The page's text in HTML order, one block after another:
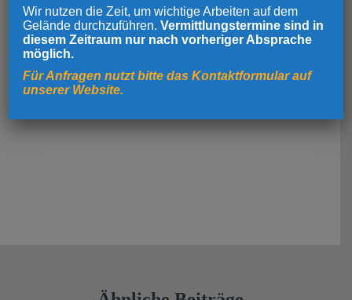
Wir nutzen die Zeit, um wichtige Arbeiten auf dem
Gelände durchzuführen.Vermittlungstermine sind in
diesem Zeitraum nur nach vorheriger Absprache
möglich.
Für Anfragen nutzt bitte das Kontaktformular auf
unserer Website.